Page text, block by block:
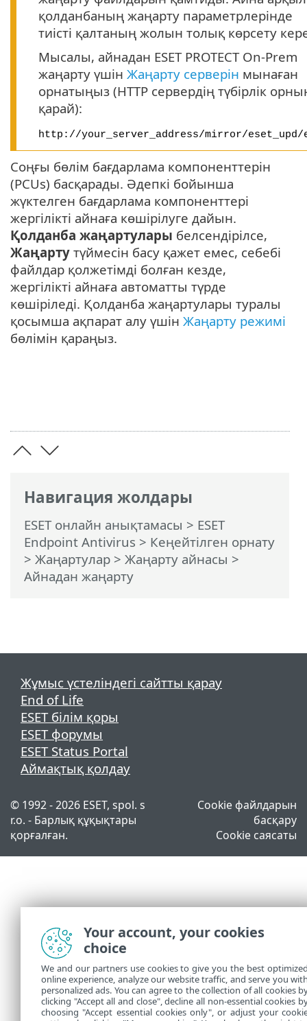
Навигация жолдары
ESET онлайн анықтамасы > ESET
Endpoint Antivirus > Кеңейтілген орнату
> Жаңартулар > Жаңарту айнасы >
Айнадан жаңарту
қолданбаның жаңарту параметрлерінде
тиісті қалтаның жолын толық көрсету
Мысалы, айнадан ESET PROTECT On-Prem
жаңарту үшін Жаңарту серверін мынаған
орнатыңыз (HTTP сервердің түбірлік
қарай):
http://your_server_address/mirror/eset_upd/
Соңғы бөлім бағдарлама компоненттерін
(PCUs) басқарады. Әдепкі бойынша
жүктелген бағдарлама компоненттері
жергілікті айнаға көшірілуге дайын.
Қолданба жаңартулары белсендірілсе,
Жаңарту түймесін басу қажет емес, себебі
файлдар қолжетімді болған кезде,
жергілікті айнаға автоматты түрде
көшіріледі. Қолданба жаңартулары туралы
қосымша ақпарат алу үшін Жаңарту режимі
бөлімін қараңыз.
Жұмыс үстеліндегі сайтты қарау
End of Life
ESET білім қоры
ESET форумы
ESET Status Portal
Аймақтық қолдау
© 1992 - 2026 ESET, spol. s
r.o. - Барлық құқықтары
қорғалған.
Cookie файлдарын
басқару
Cookie саясаты
Your account, your cookies
choice
We and our partners use cookies to give you the best
online experience, analyze our website traffic, and serve you
personalized ads. You can agree to the collection of all cookies
clicking "Accept all and close", decline all non-essential cookies
choosing "Accept essential cookies only", or adjust your